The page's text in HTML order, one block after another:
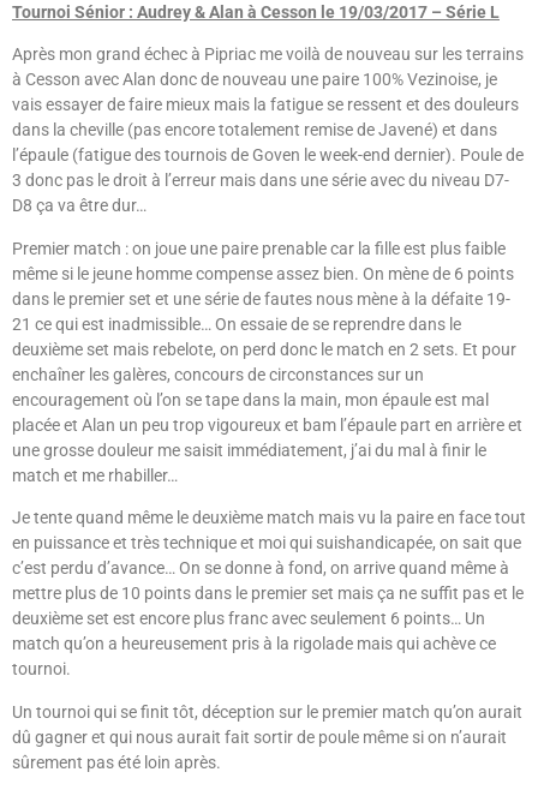
Tournoi Sénior : Audrey & Alan à Cesson le 19/03/2017 – Série L
Après mon grand échec à Pipriac me voilà de nouveau sur les terrains
à Cesson avec Alan donc de nouveau une paire 100% Vezinoise, je
vais essayer de faire mieux mais la fatigue se ressent et des douleurs
dans la cheville (pas encore totalement remise de Javené) et dans
l’épaule (fatigue des tournois de Goven le week-end dernier). Poule de
3 donc pas le droit à l’erreur mais dans une série avec du niveau D7-
D8 ça va être dur…
Premier match : on joue une paire prenable car la fille est plus faible
même si le jeune homme compense assez bien. On mène de 6 points
dans le premier set et une série de fautes nous mène à la défaite 19-
21 ce qui est inadmissible… On essaie de se reprendre dans le
deuxième set mais rebelote, on perd donc le match en 2 sets. Et pour
enchaîner les galères, concours de circonstances sur un
encouragement où l’on se tape dans la main, mon épaule est mal
placée et Alan un peu trop vigoureux et bam l’épaule part en arrière et
une grosse douleur me saisit immédiatement, j’ai du mal à finir le
match et me rhabiller…
Je tente quand même le deuxième match mais vu la paire en face tout
en puissance et très technique et moi qui suishandicapée, on sait que
c’est perdu d’avance… On se donne à fond, on arrive quand même à
mettre plus de 10 points dans le premier set mais ça ne suffit pas et le
deuxième set est encore plus franc avec seulement 6 points… Un
match qu’on a heureusement pris à la rigolade mais qui achève ce
tournoi.
Un tournoi qui se finit tôt, déception sur le premier match qu’on aurait
dû gagner et qui nous aurait fait sortir de poule même si on n’aurait
sûrement pas été loin après.